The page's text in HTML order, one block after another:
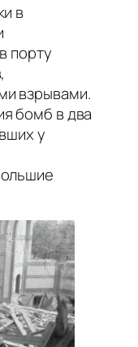
в
порту
взрывами.
бомб в два
у